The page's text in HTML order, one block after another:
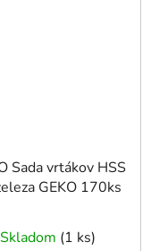
Sada vrtákov HSS
GEKO 170ks
Skladom (1 ks)